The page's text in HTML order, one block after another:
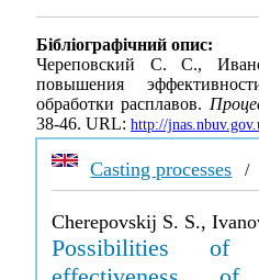
Бібліографічний опис:
Череповский С. С.,
повышения
обработки расплавов.
38-46. URL: http://
Casting processes /
Cherepovskij S. S.,
Possibilities of